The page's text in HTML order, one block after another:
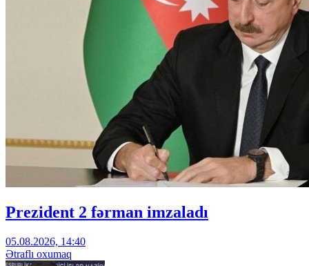
Prezident 2 fərman imzaladı
05.08.2026, 14:40
Ətraflı oxumaq